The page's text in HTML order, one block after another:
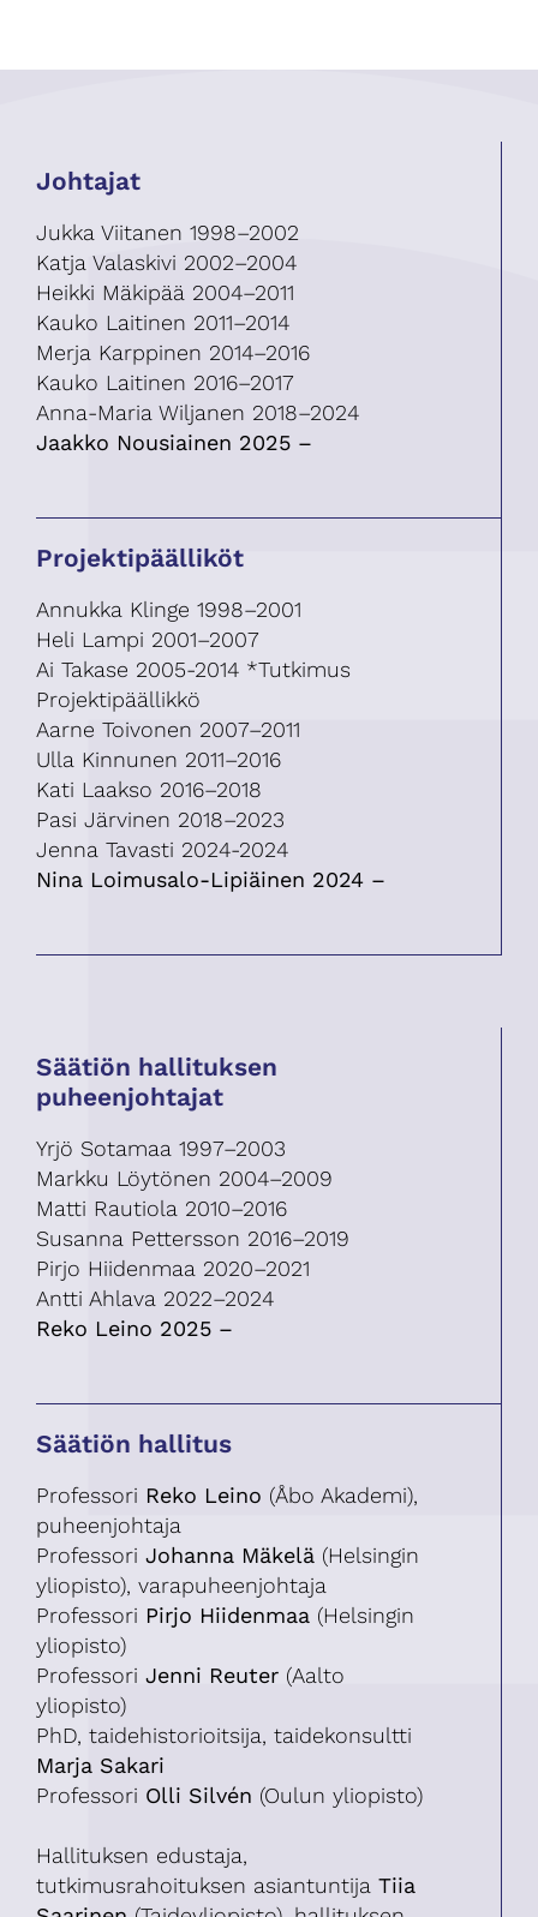
Johtajat
Jukka Viitanen 1998–2002
Katja Valaskivi 2002–2004
Heikki Mäkipää 2004–2011
Kauko Laitinen 2011–2014
Merja Karppinen 2014–2016
Kauko Laitinen 2016–2017
Anna-Maria Wiljanen 2018–2024
Jaakko Nousiainen 2025 –
Projektipäälliköt
Annukka Klinge 1998–2001
Heli Lampi 2001–2007
Ai Takase 2005-2014 *Tutkimus
Projektipäällikkö
Aarne Toivonen 2007–2011
Ulla Kinnunen 2011–2016
Kati Laakso 2016–2018
Pasi Järvinen 2018–2023
Jenna Tavasti 2024-2024
Nina Loimusalo-Lipiäinen 2024 –
Säätiön hallituksen
puheenjohtajat
Yrjö Sotamaa 1997–2003
Markku Löytönen 2004–2009
Matti Rautiola 2010–2016
Susanna Pettersson 2016–2019
Pirjo Hiidenmaa 2020–2021
Antti Ahlava 2022–2024
Reko Leino 2025 –
Säätiön hallitus
Professori Reko Leino (Åbo Akademi),
puheenjohtaja
Professori Johanna Mäkelä (Helsingin
yliopisto), varapuheenjohtaja
Professori Pirjo Hiidenmaa (Helsingin
yliopisto)
Professori Jenni Reuter (Aalto
yliopisto)
PhD, taidehistorioitsija, taidekonsultti
Marja Sakari
Professori Olli Silvén (Oulun yliopisto)
Hallituksen edustaja,
tutkimusrahoituksen asiantuntija Tiia